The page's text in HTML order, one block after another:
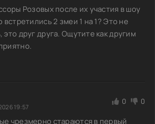
Розовых после их участия в шоу
встретились 2 змеи 1 на 1? Это не
это друг друга. Ощутите как другим
19:57
0 0
чрезмерно стараются в первый